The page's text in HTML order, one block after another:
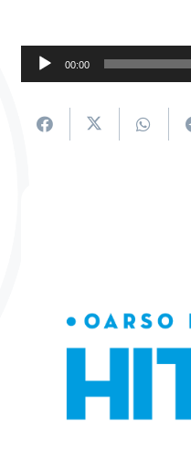
Soinu
erreproduzigailua
00:00